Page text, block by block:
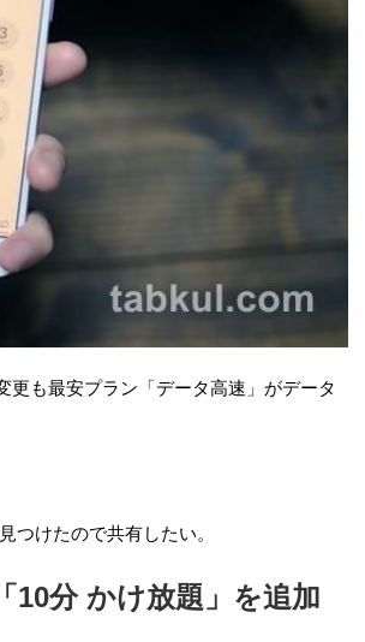
更も最安プラン「データ高速」がデータ
つけたので共有したい。
10分 かけ放題」を追加